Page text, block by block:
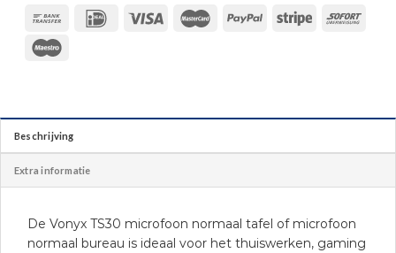
Beschrijving
Extra informatie
De Vonyx TS30 microfoon normaal tafel of microfoon
normaal bureau is ideaal voor het thuiswerken, gaming